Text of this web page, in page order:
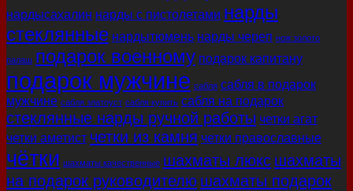
нардысахалин нарды с пистолетами нарды
стеклянные нардытюмень нарды череп нож золото
палаш подарок военному подарок капитану
подарок мужчине сабля сабля в подарок
мужчине сабля златоуст сабля купить сабля на подарок
стеклянные нарды ручной работы четки агат
четки аметист четки из камня четки православные
чётки шахматы качественные шахматы люкс шахматы
на подарок руководителю шахматы подарок